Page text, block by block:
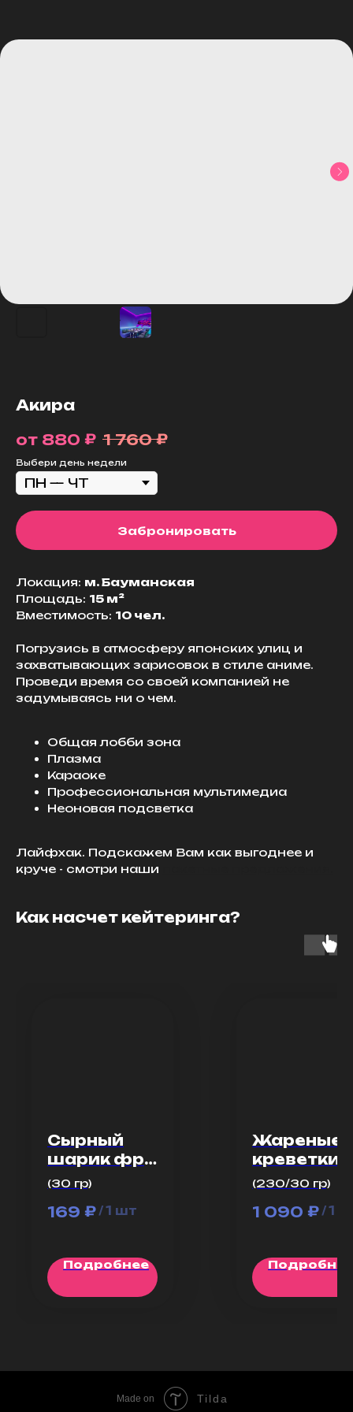
Акира
880 ₽ 1 760 ₽
Выбери день недели
Забронировать
Локация: м. Бауманская
Площадь: 15 м²
Вместимость: 10 чел.
Погрузись в атмосферу японских улиц и
захватывающих зарисовок в стиле аниме.
Проведи время со своей компанией не
задумываясь ни о чем.
Общая лобби зона
Плазма
Караоке
Профессиональная мультимедиа
Неоновая подсветка
Лайфхак. Подскажем Вам как выгоднее и
круче - смотри наши
Как насчет кейтеринга?
Сырный
шарик фри
с сальсой
(30 гр)
169 ₽/1 шт
Подробнее
Жареные
креветки с
(230/30 гр)
1 090 ₽/1
Подробнее
Made on Tilda